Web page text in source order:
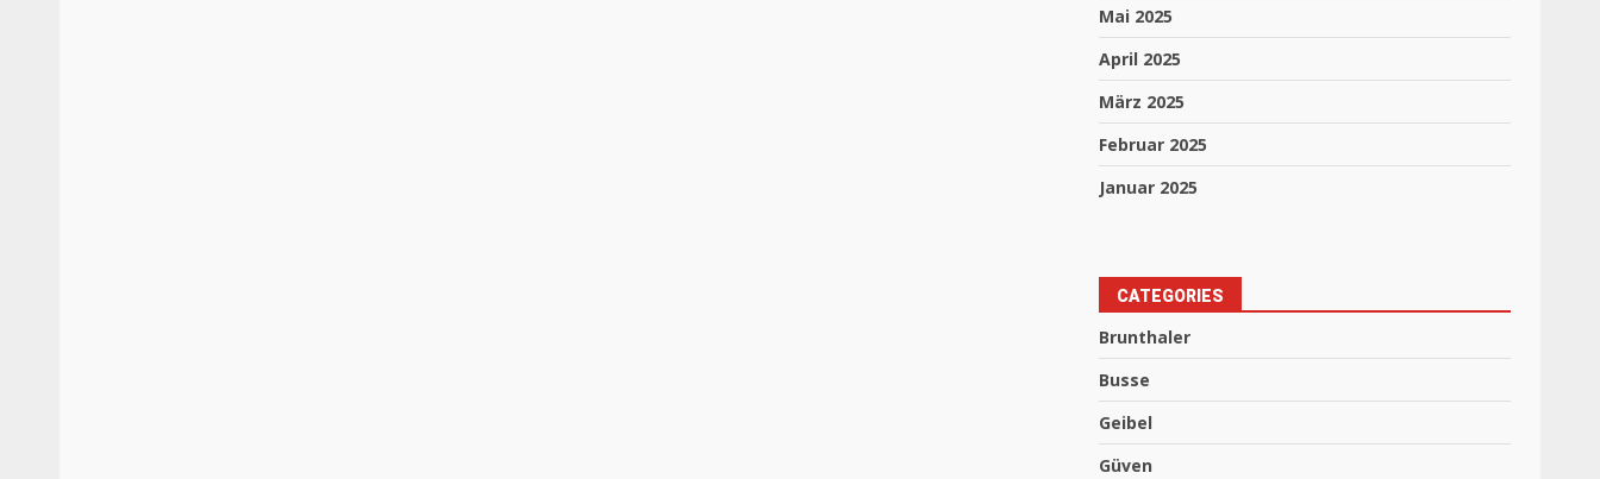
Mai 2025
April 2025
März 2025
Februar 2025
Januar 2025
CATEGORIES
Brunthaler
Busse
Geibel
Güven